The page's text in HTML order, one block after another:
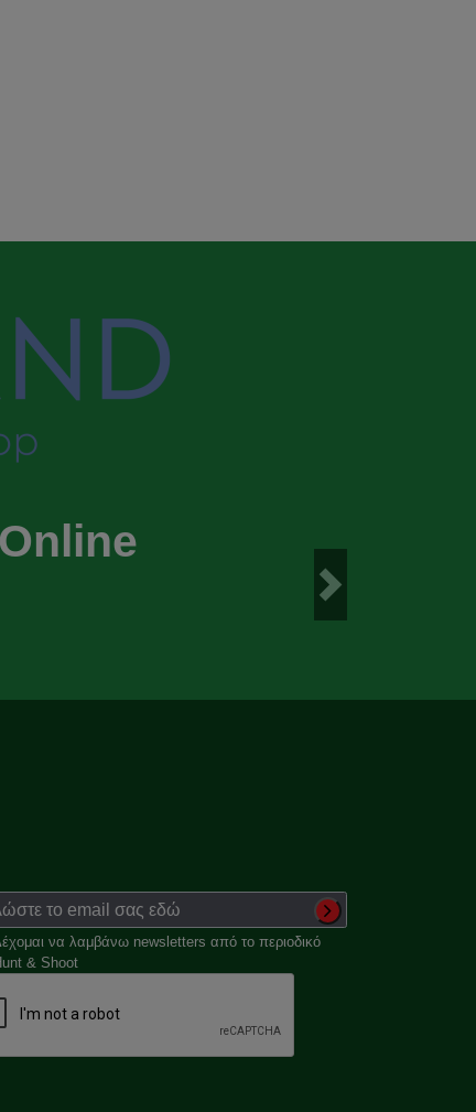
να λαμβάνω newsletters από το περιοδικό
& Shoot